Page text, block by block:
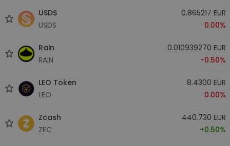
USDS
USDS
0.865217 EUR
0.00%
Rain
RAIN
0.010939270 EUR
-0.50%
LEO Token
LEO
8.4300 EUR
0.00%
Zcash
ZEC
440.730 EUR
+0.50%